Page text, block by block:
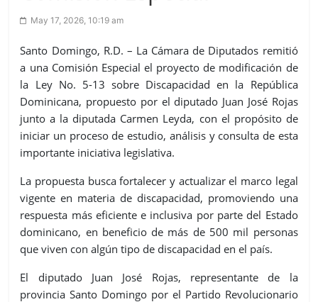
May 17, 2026, 10:19 am
Santo Domingo, R.D. – La Cámara de Diputados remitió
a una Comisión Especial el proyecto de modificación de
la Ley No. 5-13 sobre Discapacidad en la República
Dominicana, propuesto por el diputado Juan José Rojas
junto a la diputada Carmen Leyda, con el propósito de
iniciar un proceso de estudio, análisis y consulta de esta
importante iniciativa legislativa.
La propuesta busca fortalecer y actualizar el marco legal
vigente en materia de discapacidad, promoviendo una
respuesta más eficiente e inclusiva por parte del Estado
dominicano, en beneficio de más de 500 mil personas
que viven con algún tipo de discapacidad en el país.
El diputado Juan José Rojas, representante de la
provincia Santo Domingo por el Partido Revolucionario